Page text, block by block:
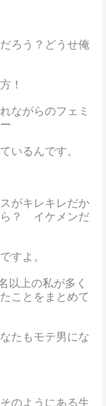
ろう？どうせ俺
！
ながらのフェミ
いるんです。
がキレキレだか
？ イケメンだ
すよ。
以上の私が多く
ことをまとめて
たもモテ男にな
のようにある生